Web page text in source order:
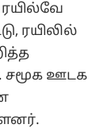
ரயிலில்
சமூக ஊடக